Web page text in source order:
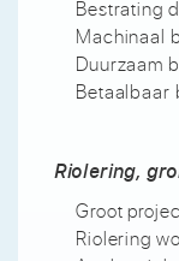
Bestrating
Machinaal
Duurzaam
Betaalbaar
Riolering,
Groot
Riolering